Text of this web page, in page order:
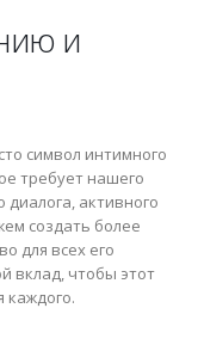
и
символ интимного
требует нашего
активного
создать более
для всех его
вклад, чтобы этот
каждого.